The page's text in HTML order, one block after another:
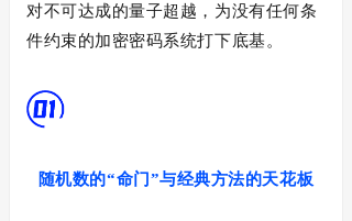
对不可达成的量子超越，为没有任何条
件约束的加密密码系统打下底基。
随机数的“命门”与经典方法的天花板